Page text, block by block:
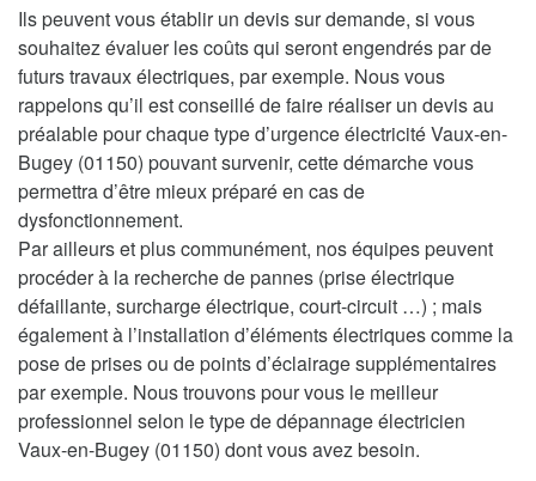
Ils peuvent vous établir un devis sur demande, si vous
souhaitez évaluer les coûts qui seront engendrés par de
futurs travaux électriques, par exemple. Nous vous
rappelons qu’il est conseillé de faire réaliser un devis au
préalable pour chaque type d’urgence électricité Vaux-en-
Bugey (01150) pouvant survenir, cette démarche vous
permettra d’être mieux préparé en cas de
dysfonctionnement.
Par ailleurs et plus communément, nos équipes peuvent
procéder à la recherche de pannes (prise électrique
défaillante, surcharge électrique, court-circuit …) ; mais
également à l’installation d’éléments électriques comme la
pose de prises ou de points d’éclairage supplémentaires
par exemple. Nous trouvons pour vous le meilleur
professionnel selon le type de dépannage électricien
Vaux-en-Bugey (01150) dont vous avez besoin.